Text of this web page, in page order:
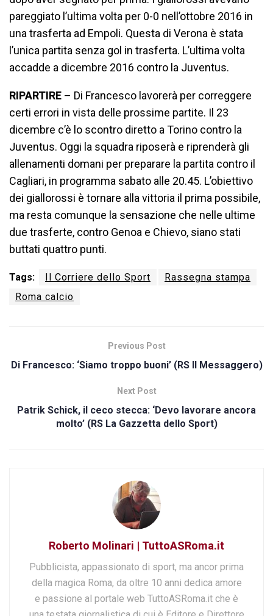
pareggiato l’ultima volta per 0-0 nell’ottobre 2016 in
una trasferta ad Empoli. Questa di Verona è stata
l’unica partita senza gol in trasferta. L’ultima volta
accadde a dicembre 2016 contro la Juventus.
RIPARTIRE – Di Francesco lavorerà per correggere
certi errori in vista delle prossime partite. Il 23
dicembre c’è lo scontro diretto a Torino contro la
Juventus. Oggi la squadra riposerà e riprenderà gli
allenamenti domani per preparare la partita contro il
Cagliari, in programma sabato alle 20.45. L’obiettivo
dei giallorossi è tornare alla vittoria il prima possibile,
ma resta comunque la sensazione che nelle ultime
due trasferte, contro Genoa e Chievo, siano stati
buttati quattro punti.
Tags: Il Corriere dello Sport
Rassegna stampa
Roma calcio
Previous Post
Di Francesco: ‘Siamo troppo buoni’ (RS Il Messaggero)
Next Post
Patrik Schick, il ceco stecca: ‘Devo lavorare ancora
molto’ (RS La Gazzetta dello Sport)
Roberto Molinari | TuttoASRoma.it
Pubblicista, appassionato di sport, ma ancor prima
della magica Roma, da oltre 10 anni dedica amore
e passione al portale web TuttoASRoma.it che è